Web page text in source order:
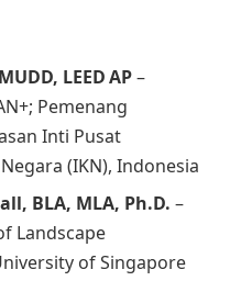
LEED AP–
Pemenang
Inti Pusat
(IKN), Indonesia
BLA, MLA, Ph.D. –
Landscape
of Singapore